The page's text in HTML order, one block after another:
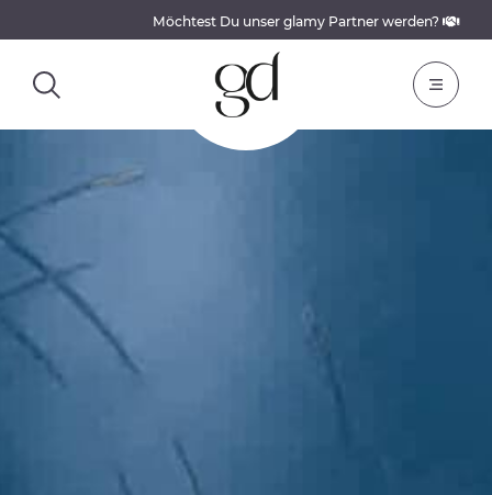
Möchtest Du unser glamy Partner werden?